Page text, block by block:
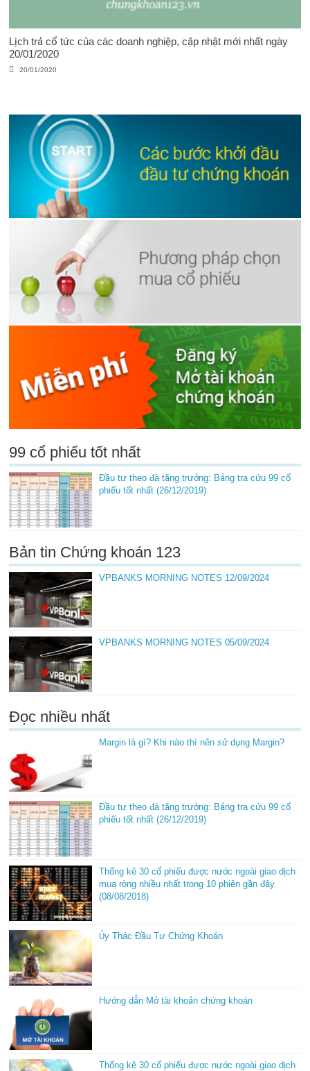
Lịch trả cổ tức của các doanh nghiệp, cập nhật mới nhất ngày
20/01/2020
20/01/2020
99 cổ phiếu tốt nhất
Đầu tư theo đà tăng trưởng: Bảng tra cứu 99 cổ
phiếu tốt nhất (26/12/2019)
Bản tin Chứng khoán 123
VPBANKS MORNING NOTES 12/09/2024
VPBANKS MORNING NOTES 05/09/2024
Đọc nhiều nhất
Margin là gì? Khi nào thì nên sử dụng Margin?
Đầu tư theo đà tăng trưởng: Bảng tra cứu 99 cổ
phiếu tốt nhất (26/12/2019)
Thống kê 30 cổ phiếu được nước ngoài giao dịch
mua ròng nhiều nhất trong 10 phiên gần đây
(08/08/2018)
Ủy Thác Đầu Tư Chứng Khoán
Hướng dẫn Mở tài khoản chứng khoán
Thống kê 30 cổ phiếu được nước ngoài giao dịch